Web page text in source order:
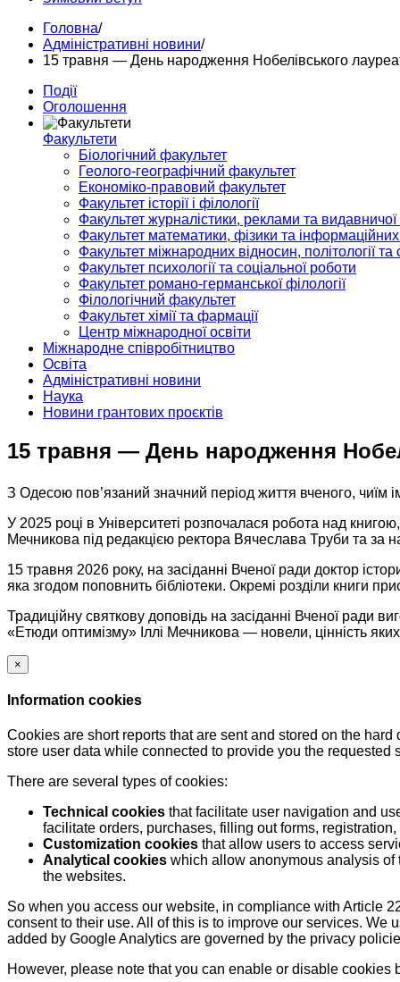
Головна/
Адміністративні новини/
15 травня — День народження Нобелівського
Події
Оголошення
Факультети
Біологічний факультет
Геолого-географічний факультет
Економіко-правовий факультет
Факультет історії і філології
Факультет журналістики, реклами та
Факультет математики, фізики та інформаційних
Факультет міжнародних відносин, політології та
Факультет психології та соціальної роботи
Факультет романо-германської філології
Філологічний факультет
Факультет хімії та фармації
Центр міжнародної освіти
Міжнародне співробітництво
Освіта
Адміністративні новини
Наука
Новини грантових проєктів
15 травня — День народження
З Одесою пов’язаний значний період життя вченого, чиїм
У 2025 році в Університеті розпочалася робота над
Мечникова під редакцією ректора Вячеслава Труби та
15 травня 2026 року, на засіданні Вченої ради доктор
яка згодом поповнить бібліотеки. Окремі розділи книги
Традиційну святкову доповідь на засіданні Вченої ради
«Етюди оптимізму» Іллі Мечникова — новели, цінність
×
Information cookies
Cookies are short reports that are sent and stored on the
store user data while connected to provide you the
There are several types of cookies:
Technical cookies that facilitate user navigation and
facilitate orders, purchases, filling out forms,
Customization cookies that allow users to access
Analytical cookies which allow anonymous analysis
the websites.
So when you access our website, in compliance with Article
consent to their use. All of this is to improve our services.
added by Google Analytics are governed by the privacy
However, please note that you can enable or disable cookies